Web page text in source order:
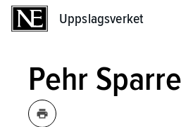
Uppslagsverket
Pehr Sparre